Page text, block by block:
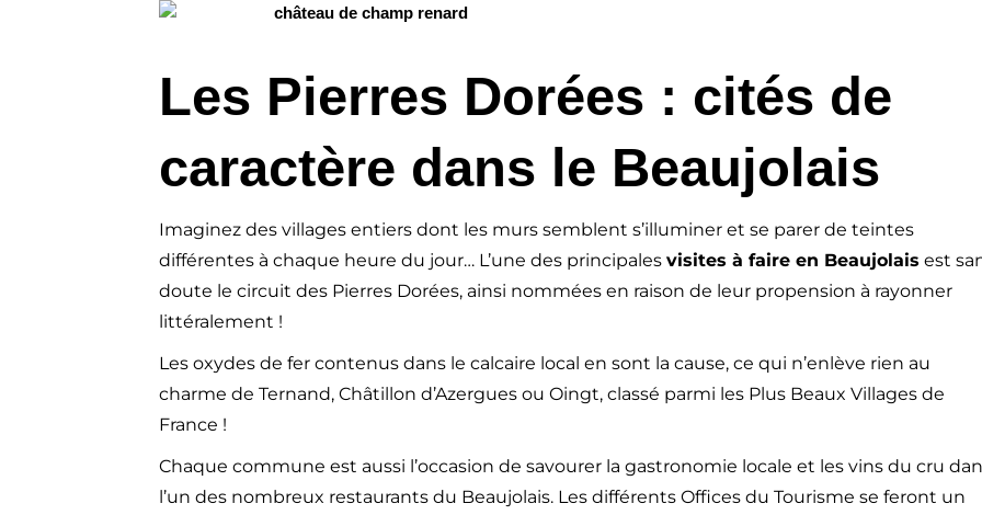
Les Pierres Dorées : cités de
caractère dans le Beaujolais
Imaginez des villages entiers dont les murs semblent s’illuminer et se parer de teintes
différentes à chaque heure du jour… L’une des principales visites à faire en Beaujolais est
doute le circuit des Pierres Dorées, ainsi nommées en raison de leur propension à rayonner
littéralement !
Les oxydes de fer contenus dans le calcaire local en sont la cause, ce qui n’enlève rien au
charme de Ternand, Châtillon d’Azergues ou Oingt, classé parmi les Plus Beaux Villages de
France !
Chaque commune est aussi l’occasion de savourer la gastronomie locale et les vins du cru
l’un des nombreux restaurants du Beaujolais. Les différents Offices du Tourisme se feront un